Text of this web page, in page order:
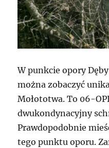
W punkcie opory
można zobaczyć
Mołototwa. To 06-
dwukondynacyjny
Prawdopodobnie
tego punktu oporu.